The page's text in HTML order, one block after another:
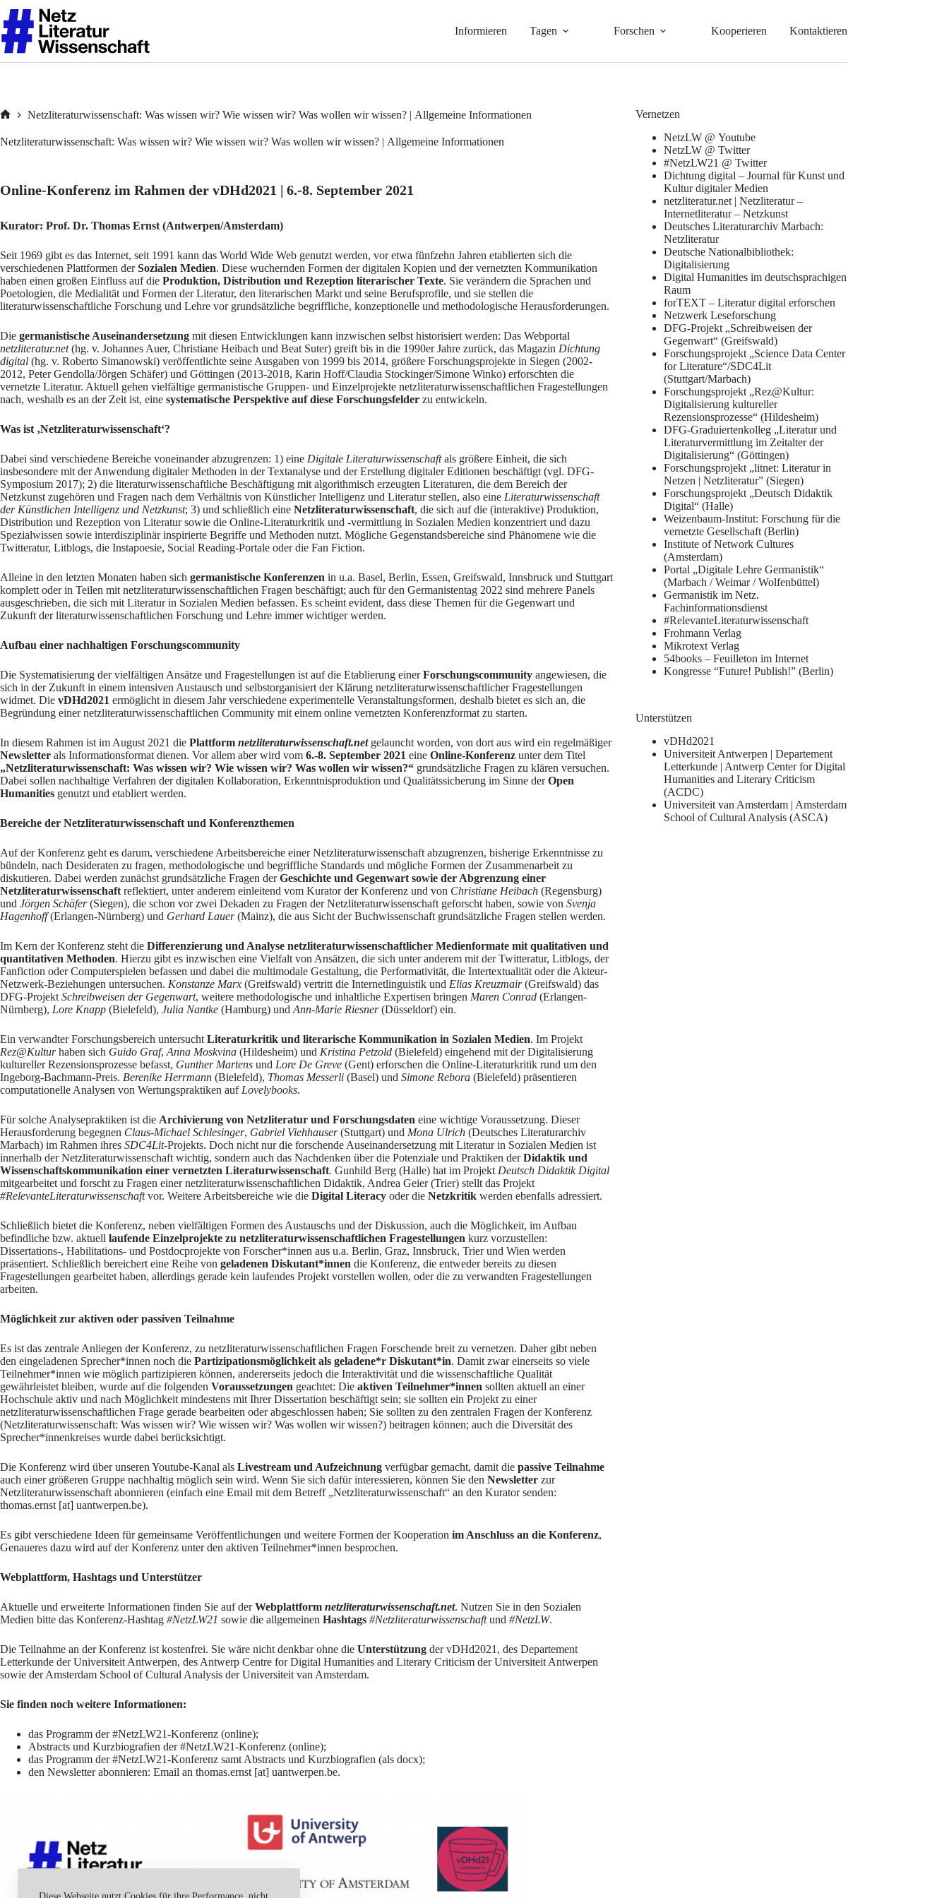
Inhalt
springen
Informieren Tagen Forschen Kooperieren Kontaktieren
Netzliteraturwissenschaft: Was wissen wir? Wie wissen wir? Was wollen wir wissen? | Allgemeine Informationen
Netzliteraturwissenschaft: Was wissen wir? Wie wissen wir? Was wollen wir wissen? | Allgemeine Informationen
Online-Konferenz im Rahmen der vDHd2021 | 6.-8. September 2021
Kurator: Prof. Dr. Thomas Ernst (Antwerpen/Amsterdam)
Seit 1969 gibt es das Internet, seit 1991 kann das World Wide Web genutzt werden, vor etwa fünfzehn Jahren etablierten sich die
verschiedenen Plattformen derSozialen Medien. Diese wuchernden Formen der digitalen Kopien und der vernetzten Kommunikation
haben einen großen Einfluss auf die Produktion, Distribution und Rezeption literarischer Texte. Sie verändern die Sprachen und
Poetologien, die Medialität und Formen der Literatur, den literarischen Markt und seine Berufsprofile, und sie stellen die
literaturwissenschaftliche Forschung und Lehre vor grundsätzliche begriffliche, konzeptionelle und methodologische Herausforderungen.
Die germanistische Auseinandersetzung mit diesen Entwicklungen kann inzwischen selbst historisiert werden: Das Webportal
netzliteratur.net(hg. v. Johannes Auer, Christiane Heibach und Beat Suter) greift bis in die 1990er Jahre zurück, das Magazin Dichtung
digital (hg. v. Roberto Simanowski) veröffentlichte seine Ausgaben von 1999 bis 2014, größere Forschungsprojekte in Siegen (2002-
2012, Peter Gendolla/Jörgen Schäfer) und Göttingen (2013-2018, Karin Hoff/Claudia Stockinger/Simone Winko) erforschten die
vernetzte Literatur. Aktuell gehen vielfältige germanistische Gruppen- und Einzelprojekte netzliteraturwissenschaftlichen Fragestellungen
nach, weshalb es an der Zeit ist, eine systematische Perspektive auf diese Forschungsfelder zu entwickeln.
Was ist ‚Netzliteraturwissenschaft‘?
Dabei sind verschiedene Bereiche voneinander abzugrenzen: 1) eine Digitale Literaturwissenschaftals größere Einheit, die sich
insbesondere mit der Anwendung digitaler Methoden in der Textanalyse und der Erstellung digitaler Editionen beschäftigt (vgl. DFG-
Symposium 2017); 2) die literaturwissenschaftliche Beschäftigung mit algorithmisch erzeugten Literaturen, die dem Bereich der
Netzkunst zugehören und Fragen nach dem Verhältnis von Künstlicher Intelligenz und Literatur stellen, also eine Literaturwissenschaft
der Künstlichen Intelligenz und Netzkunst; 3) und schließlich eine Netzliteraturwissenschaft, die sich auf die (interaktive) Produktion,
Distribution und Rezeption von Literatur sowie die Online-Literaturkritik und -vermittlung in Sozialen Medien konzentriert und dazu
Spezialwissen sowie interdisziplinär inspirierte Begriffe und Methoden nutzt. Mögliche Gegenstandsbereiche sind Phänomene wie die
Twitteratur, Litblogs, die Instapoesie, Social Reading-Portale oder die Fan Fiction.
Alleine in den letzten Monaten haben sich germanistische Konferenzen in u.a. Basel, Berlin, Essen, Greifswald, Innsbruck und Stuttgart
komplett oder in Teilen mit netzliteraturwissenschaftlichen Fragen beschäftigt; auch für den Germanistentag 2022 sind mehrere Panels
ausgeschrieben, die sich mit Literatur in Sozialen Medien befassen. Es scheint evident, dass diese Themen für die Gegenwart und
Zukunft der literaturwissenschaftlichen Forschung und Lehre immer wichtiger werden.
Aufbau einer nachhaltigen Forschungscommunity
Die Systematisierung der vielfältigen Ansätze und Fragestellungen ist auf die Etablierung einerForschungscommunity angewiesen, die
sich in der Zukunft in einem intensiven Austausch und selbstorganisiert der Klärung netzliteraturwissenschaftlicher Fragestellungen
widmet. Die vDHd2021 ermöglicht in diesem Jahr verschiedene experimentelle Veranstaltungsformen, deshalb bietet es sich an, die
Begründung einer netzliteraturwissenschaftlichen Community mit einem online vernetzten Konferenzformat zu starten.
In diesem Rahmen ist im August 2021 die Plattform netzliteraturwissenschaft.netgelauncht worden, von dort aus wird ein regelmäßiger
Newsletter als Informationsformat dienen. Vor allem aber wird vom 6.-8. September 2021 eine Online-Konferenz unter dem Titel
„Netzliteraturwissenschaft: Was wissen wir? Wie wissen wir? Was wollen wir wissen?“ grundsätzliche Fragen zu klären versuchen.
Dabei sollen nachhaltige Verfahren der digitalen Kollaboration, Erkenntnisproduktion und Qualitätssicherung im Sinne derOpen
Humanities genutzt und etabliert werden.
Bereiche der Netzliteraturwissenschaft und Konferenzthemen
Auf der Konferenz geht es darum, verschiedene Arbeitsbereiche einer Netzliteraturwissenschaft abzugrenzen, bisherige Erkenntnisse zu
bündeln, nach Desideraten zu fragen, methodologische und begriffliche Standards und mögliche Formen der Zusammenarbeit zu
diskutieren. Dabei werden zunächst grundsätzliche Fragen derGeschichte und Gegenwart sowie der Abgrenzung einer
Netzliteraturwissenschaft reflektiert, unter anderem einleitend vom Kurator der Konferenz und von Christiane Heibach (Regensburg)
und Jörgen Schäfer(Siegen), die schon vor zwei Dekaden zu Fragen der Netzliteraturwissenschaft geforscht haben, sowie von Svenja
Hagenhoff(Erlangen-Nürnberg) und Gerhard Lauer(Mainz), die aus Sicht der Buchwissenschaft grundsätzliche Fragen stellen werden.
Im Kern der Konferenz steht die Differenzierung und Analyse netzliteraturwissenschaftlicher Medienformate mit qualitativen und
quantitativen Methoden. Hierzu gibt es inzwischen eine Vielfalt von Ansätzen, die sich unter anderem mit der Twitteratur, Litblogs, der
Fanfiction oder Computerspielen befassen und dabei die multimodale Gestaltung, die Performativität, die Intertextualität oder die Akteur-
Netzwerk-Beziehungen untersuchen. Konstanze Marx (Greifswald) vertritt die Internetlinguistik und Elias Kreuzmair(Greifswald) das
DFG-Projekt Schreibweisen der Gegenwart, weitere methodologische und inhaltliche Expertisen bringen Maren Conrad (Erlangen-
Nürnberg), Lore Knapp (Bielefeld), Julia Nantke (Hamburg) und Ann-Marie Riesner(Düsseldorf) ein.
Ein verwandter Forschungsbereich untersucht Literaturkritik und literarische Kommunikation in Sozialen Medien. Im Projekt
Rez@Kulturhaben sich Guido Graf, Anna Moskvina (Hildesheim) und Kristina Petzold (Bielefeld) eingehend mit der Digitalisierung
kultureller Rezensionsprozesse befasst, Gunther Martens und Lore De Greve (Gent) erforschen die Online-Literaturkritik rund um den
Ingeborg-Bachmann-Preis. Berenike Herrmann (Bielefeld), Thomas Messerli (Basel) und Simone Rebora (Bielefeld) präsentieren
computationelle Analysen von Wertungspraktiken auf Lovelybooks.
Für solche Analysepraktiken ist die Archivierung von Netzliteratur und Forschungsdaten eine wichtige Voraussetzung. Dieser
Herausforderung begegnen Claus-Michael Schlesinger, Gabriel Viehhauser(Stuttgart) und Mona Ulrich (Deutsches Literaturarchiv
Marbach) im Rahmen ihres SDC4Lit-Projekts. Doch nicht nur die forschende Auseinandersetzung mit Literatur in Sozialen Medien ist
innerhalb der Netzliteraturwissenschaft wichtig, sondern auch das Nachdenken über die Potenziale und Praktiken derDidaktik und
Wissenschaftskommunikation einer vernetzten Literaturwissenschaft. Gunhild Berg (Halle) hat im Projekt Deutsch Didaktik Digital
mitgearbeitet und forscht zu Fragen einer netzliteraturwissenschaftlichen Didaktik, Andrea Geier (Trier) stellt das Projekt
#RelevanteLiteraturwissenschaftvor. Weitere Arbeitsbereiche wie die Digital Literacy oder die Netzkritik werden ebenfalls adressiert.
Schließlich bietet die Konferenz, neben vielfältigen Formen des Austauschs und der Diskussion, auch die Möglichkeit, im Aufbau
befindliche bzw. aktuell laufende Einzelprojekte zu netzliteraturwissenschaftlichen Fragestellungen kurz vorzustellen:
Dissertations-, Habilitations- und Postdocprojekte von Forscher*innen aus u.a. Berlin, Graz, Innsbruck, Trier und Wien werden
präsentiert. Schließlich bereichert eine Reihe von geladenen Diskutant*innen die Konferenz, die entweder bereits zu diesen
Fragestellungen gearbeitet haben, allerdings gerade kein laufendes Projekt vorstellen wollen, oder die zu verwandten Fragestellungen
arbeiten.
Möglichkeit zur aktiven oder passiven Teilnahme
Es ist das zentrale Anliegen der Konferenz, zu netzliteraturwissenschaftlichen Fragen Forschende breit zu vernetzen. Daher gibt neben
den eingeladenen Sprecher*innen noch die Partizipationsmöglichkeit als geladene*r Diskutant*in. Damit zwar einerseits so viele
Teilnehmer*innen wie möglich partizipieren können, andererseits jedoch die Interaktivität und die wissenschaftliche Qualität
gewährleistet bleiben, wurde auf die folgenden Voraussetzungen geachtet: Die aktiven Teilnehmer*innen sollten aktuell an einer
Hochschule aktiv und nach Möglichkeit mindestens mit Ihrer Dissertation beschäftigt sein; sie sollten ein Projekt zu einer
netzliteraturwissenschaftlichen Frage gerade bearbeiten oder abgeschlossen haben; Sie sollten zu den zentralen Fragen der Konferenz
(Netzliteraturwissenschaft: Was wissen wir? Wie wissen wir? Was wollen wir wissen?) beitragen können; auch die Diversität des
Sprecher*innenkreises wurde dabei berücksichtigt.
Die Konferenz wird über unseren Youtube-Kanal als Livestream und Aufzeichnung verfügbar gemacht, damit die passive Teilnahme
auch einer größeren Gruppe nachhaltig möglich sein wird. Wenn Sie sich dafür interessieren, können Sie den Newsletter zur
Netzliteraturwissenschaft abonnieren (einfach eine Email mit dem Betreff „Netzliteraturwissenschaft“ an den Kurator senden:
thomas.ernst [at] uantwerpen.be).
Es gibt verschiedene Ideen für gemeinsame Veröffentlichungen und weitere Formen der Kooperation im Anschluss an die Konferenz,
Genaueres dazu wird auf der Konferenz unter den aktiven Teilnehmer*innen besprochen.
Webplattform, Hashtags und Unterstützer
Aktuelle und erweiterte Informationen finden Sie auf derWebplattform netzliteraturwissenschaft.net. Nutzen Sie in den Sozialen
Medien bitte das Konferenz-Hashtag #NetzLW21 sowie die allgemeinen Hashtags #Netzliteraturwissenschaftund #NetzLW.
Die Teilnahme an der Konferenz ist kostenfrei. Sie wäre nicht denkbar ohne die Unterstützung dervDHd2021 , des Departement
Letterkunde der Universiteit Antwerpen, des Antwerp Centre for Digital Humanities and Literary Criticism der Universiteit Antwerpen
sowie derAmsterdam School of Cultural Analysis der Universiteit van Amsterdam.
Sie finden noch weitere Informationen:
das Programm der #NetzLW21-Konferenz (online);
Abstracts und Kurzbiografien der #NetzLW21-Konferenz (online);
das Programm der #NetzLW21-Konferenz samt Abstracts und Kurzbiografien (als docx);
den Newsletter abonnieren: Email an thomas.ernst [at] uantwerpen.be.
Vernetzen
NetzLW @ Youtube
NetzLW @ Twitter
#NetzLW21 @ Twitter
Dichtung digital – Journal für Kunst und
Kultur digitaler Medien
netzliteratur.net | Netzliteratur –
Internetliteratur – Netzkunst
Deutsches Literaturarchiv Marbach:
Netzliteratur
Deutsche Nationalbibliothek:
Digitalisierung
Digital Humanities im deutschsprachigen
Raum
forTEXT – Literatur digital erforschen
Netzwerk Leseforschung
DFG-Projekt „Schreibweisen der
Gegenwart“ (Greifswald)
Forschungsprojekt „Science Data Center
for Literature“/SDC4Lit
(Stuttgart/Marbach)
Forschungsprojekt „Rez@Kultur:
Digitalisierung kultureller
Rezensionsprozesse“ (Hildesheim)
DFG-Graduiertenkolleg „Literatur und
Literaturvermittlung im Zeitalter der
Digitalisierung“ (Göttingen)
Forschungsprojekt „litnet: Literatur in
Netzen | Netzliteratur” (Siegen)
Forschungsprojekt „Deutsch Didaktik
Digital“ (Halle)
Weizenbaum-Institut: Forschung für die
vernetzte Gesellschaft (Berlin)
Institute of Network Cultures
(Amsterdam)
Portal „Digitale Lehre Germanistik“
(Marbach / Weimar / Wolfenbüttel)
Germanistik im Netz.
Fachinformationsdienst
#RelevanteLiteraturwissenschaft
Frohmann Verlag
Mikrotext Verlag
54books – Feuilleton im Internet
Kongresse “Future! Publish!” (Berlin)
Unterstützen
vDHd2021
Universiteit Antwerpen | Departement
Letterkunde | Antwerp Center for Digital
Humanities and Literary Criticism
(ACDC)
Universiteit van Amsterdam | Amsterdam
School of Cultural Analysis (ASCA)